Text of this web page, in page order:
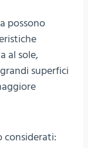
possono
al sole,
superfici
considerati: